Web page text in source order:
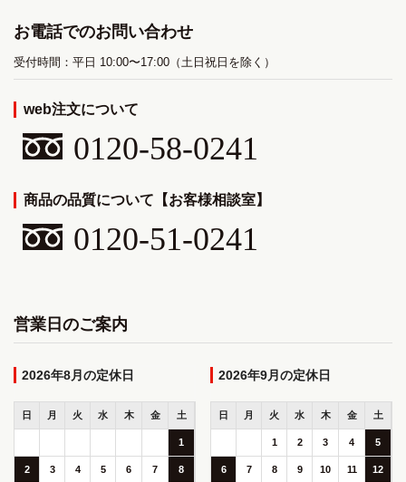
お電話でのお問い合わせ
受付時間：平日 10:00〜17:00（土日祝日を除く）
web注文について
0120-58-0241
商品の品質について【お客様相談室】
0120-51-0241
営業日のご案内
2026年8月
日 月 火 水 木 金 土
1
2 3 4 5 6 7 8
2026年9月
日 月 火 水 木 金 土
1 2 3 4 5
6 7 8 9 10 11 12